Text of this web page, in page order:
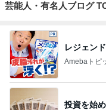
芸能人・有名人ブログ
レジェン
Amebaトピ
投資を始